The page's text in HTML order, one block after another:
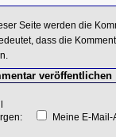
Seite werden die
dass die
Meine E-